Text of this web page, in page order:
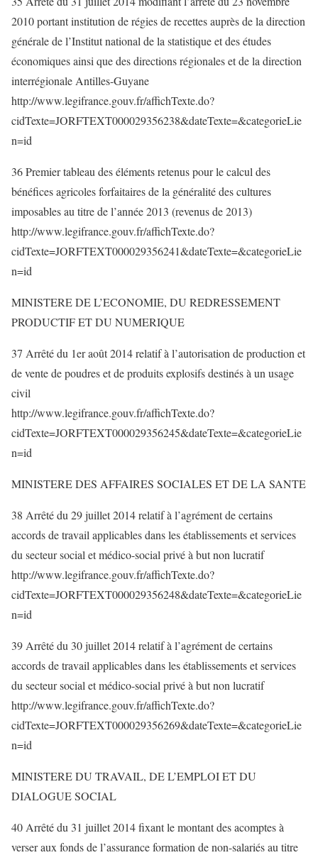
2010 portant institution de régies de recettes auprès de la direction
générale de l’Institut national de la statistique et des études
économiques ainsi que des directions régionales et de la direction
interrégionale Antilles-Guyane
http://www.legifrance.gouv.fr/affichTexte.do?
cidTexte=JORFTEXT000029356238&dateTexte=&categorieLie
n=id
36 Premier tableau des éléments retenus pour le calcul des
bénéfices agricoles forfaitaires de la généralité des cultures
imposables au titre de l’année 2013 (revenus de 2013)
http://www.legifrance.gouv.fr/affichTexte.do?
cidTexte=JORFTEXT000029356241&dateTexte=&categorieLie
n=id
MINISTERE DE L’ECONOMIE, DU REDRESSEMENT
PRODUCTIF ET DU NUMERIQUE
37 Arrêté du 1er août 2014 relatif à l’autorisation de production et
de vente de poudres et de produits explosifs destinés à un usage
civil
http://www.legifrance.gouv.fr/affichTexte.do?
cidTexte=JORFTEXT000029356245&dateTexte=&categorieLie
n=id
MINISTERE DES AFFAIRES SOCIALES ET DE LA SANTE
38 Arrêté du 29 juillet 2014 relatif à l’agrément de certains
accords de travail applicables dans les établissements et services
du secteur social et médico-social privé à but non lucratif
http://www.legifrance.gouv.fr/affichTexte.do?
cidTexte=JORFTEXT000029356248&dateTexte=&categorieLie
n=id
39 Arrêté du 30 juillet 2014 relatif à l’agrément de certains
accords de travail applicables dans les établissements et services
du secteur social et médico-social privé à but non lucratif
http://www.legifrance.gouv.fr/affichTexte.do?
cidTexte=JORFTEXT000029356269&dateTexte=&categorieLie
n=id
MINISTERE DU TRAVAIL, DE L’EMPLOI ET DU
DIALOGUE SOCIAL
40 Arrêté du 31 juillet 2014 fixant le montant des acomptes à
verser aux fonds de l’assurance formation de non-salariés au titre